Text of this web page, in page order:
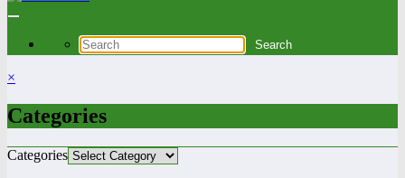
×
Categories
Categories